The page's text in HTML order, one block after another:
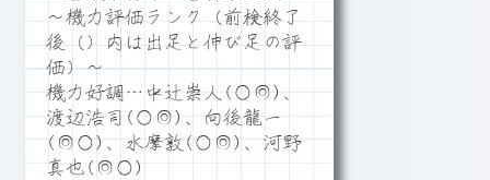
～機力評価ランク（前検終了
後（）内は出足と伸び足の評
価）～
機力好調…中辻崇人(○◎)、
渡辺浩司(○◎)、向後龍一
(◎○)、水摩敦(○◎)、河野
真也(◎○)